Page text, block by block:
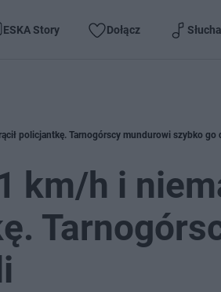
ESKA Story Dołącz
policjantkę. Tarnogórscy mundurowi szybko go
km/h i